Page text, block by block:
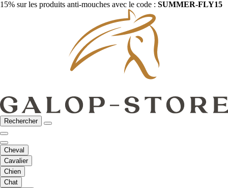
15% sur les produits anti-mouches avec le code : SUMMER-FLY15
Rechercher
Cheval
Cavalier
Chien
Chat